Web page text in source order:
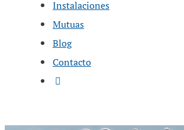
Instalaciones
Mutuas
Blog
Contacto